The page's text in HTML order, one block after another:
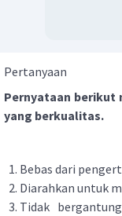
Pertanyaan
Pernyataan
yang berkualitas.
Bebas dari
Diarahkan untuk
Tidak